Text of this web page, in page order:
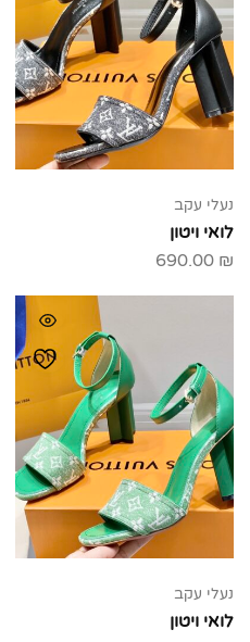
נעלי עקב
לואי ויטון
690.00 ₪
נעלי עקב
לואי ויטון